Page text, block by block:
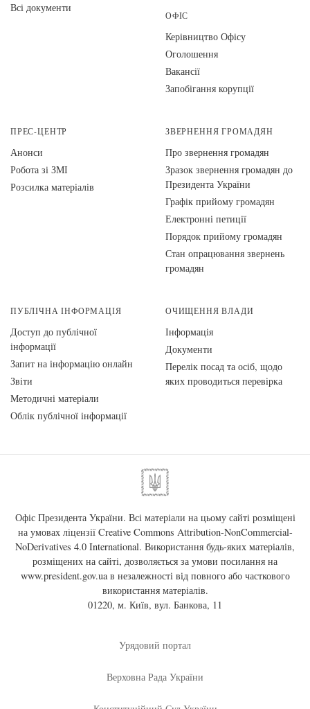
Всі документи
ОФІС
Керівництво Офісу
Оголошення
Вакансії
Запобігання корупції
ПРЕС-ЦЕНТР
Анонси
Робота зі ЗМІ
Розсилка матеріалів
ЗВЕРНЕННЯ ГРОМАДЯН
Про звернення громадян
Зразок звернення громадян до
Президента України
Графік прийому громадян
Електронні петиції
Порядок прийому громадян
Стан опрацювання звернень
громадян
ПУБЛІЧНА ІНФОРМАЦІЯ
Доступ до публічної
інформації
Запит на інформацію онлайн
Звіти
Методичні матеріали
Облік публічної інформації
ОЧИЩЕННЯ ВЛАДИ
Інформація
Документи
Перелік посад та осіб, щодо
яких проводиться перевірка
Офіс Президента України. Всі матеріали на цьому сайті розміщені
на умовах ліцензії Creative Commons Attribution-NonCommercial-
NoDerivatives 4.0 International. Використання будь-яких матеріалів,
розміщених на сайті, дозволяється за умови посилання на
www.president.gov.uaв незалежності від повного або часткового
використання матеріалів.
01220, м. Київ, вул. Банкова, 11
Урядовий портал
Верховна Рада України